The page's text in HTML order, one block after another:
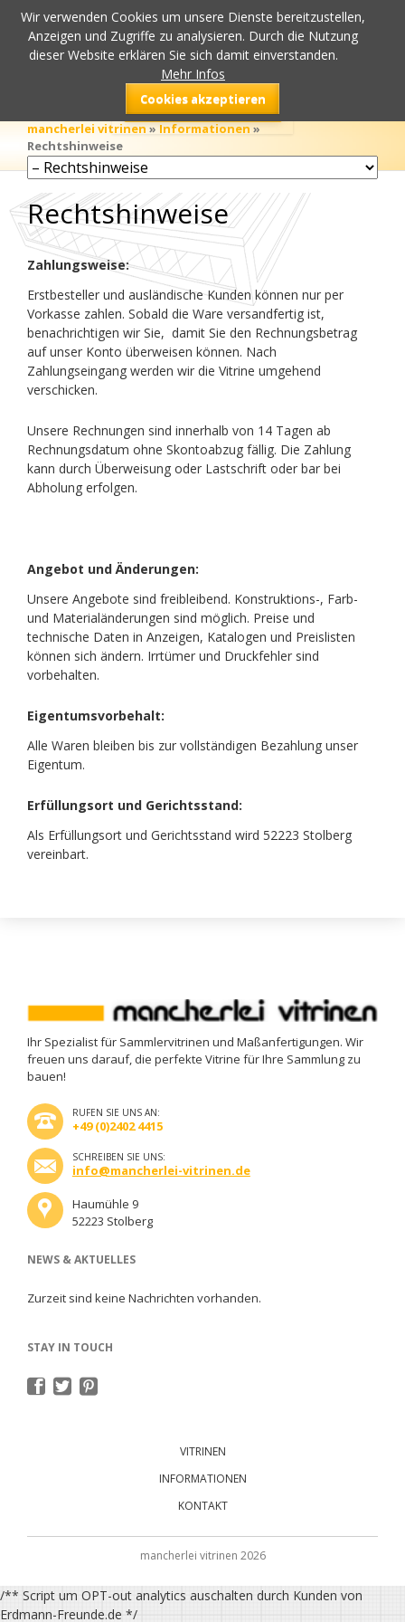
Navigation
überspringen
mancherlei vitrinen»Informationen»
Rechtshinweise
Rechtshinweise
Zahlungsweise:
Erstbesteller und ausländische Kunden können nur per
Vorkasse zahlen. Sobald die Ware versandfertig ist,
benachrichtigen wir Sie, damit Sie den Rechnungsbetrag
auf unser Konto überweisen können. Nach
Zahlungseingang werden wir die Vitrine umgehend
verschicken.
Unsere Rechnungen sind innerhalb von 14 Tagen ab
Rechnungsdatum ohne Skontoabzug fällig. Die Zahlung
kann durch Überweisung oder Lastschrift oder bar bei
Abholung erfolgen.
Angebot und Änderungen:
Unsere Angebote sind freibleibend. Konstruktions-, Farb-
und Materialänderungen sind möglich. Preise und
technische Daten in Anzeigen, Katalogen und Preislisten
können sich ändern. Irrtümer und Druckfehler sind
vorbehalten.
Eigentumsvorbehalt:
Alle Waren bleiben bis zur vollständigen Bezahlung unser
Eigentum.
Erfüllungsort und Gerichtsstand:
Als Erfüllungsort und Gerichtsstand wird 52223 Stolberg
vereinbart.
Ihr Spezialist für Sammlervitrinen und Maßanfertigungen. Wir
freuen uns darauf, die perfekte Vitrine für Ihre Sammlung zu
bauen!
RUFEN SIE UNS AN:
+49 (0)2402 4415
SCHREIBEN SIE UNS:
info@mancherlei-vitrinen.de
Haumühle 9
52223 Stolberg
NEWS & AKTUELLES
Zurzeit sind keine Nachrichten vorhanden.
STAY IN TOUCH
VITRINEN
INFORMATIONEN
KONTAKT
mancherlei vitrinen 2026
/** Script um OPT-out analytics auschalten durch Kunden von
Erdmann-Freunde.de */
Wir verwenden Cookies um unsere Dienste bereitzustellen,
Anzeigen und Zugriffe zu analysieren. Durch die Nutzung
dieser Website erklären Sie sich damit einverstanden.
Mehr Infos
Cookies akzeptieren